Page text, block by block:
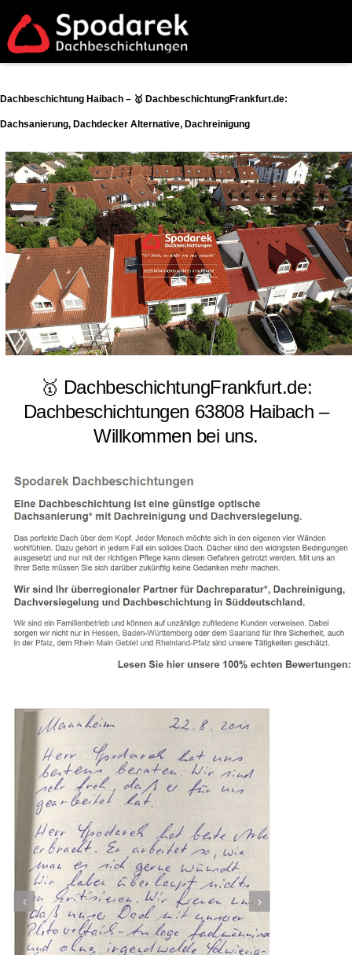
Dachbeschichtung Haibach – 🥇 DachbeschichtungFrankfurt.de:
Dachsanierung, Dachdecker Alternative, Dachreinigung
🥇 DachbeschichtungFrankfurt.de:
Dachbeschichtungen 63808 Haibach –
Willkommen bei uns.